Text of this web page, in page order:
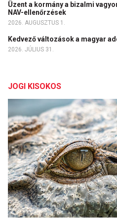
Üzent a kormány a bizalmi
NAV-ellenőrzések
2026. AUGUSZTUS 1.
Kedvező változások a magyar
2026. JÚLIUS 31.
JOGI KISOKOS